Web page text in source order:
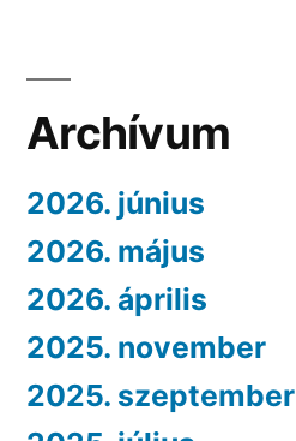
Archívum
2026. június
2026. május
2026. április
2025. november
2025. szeptember